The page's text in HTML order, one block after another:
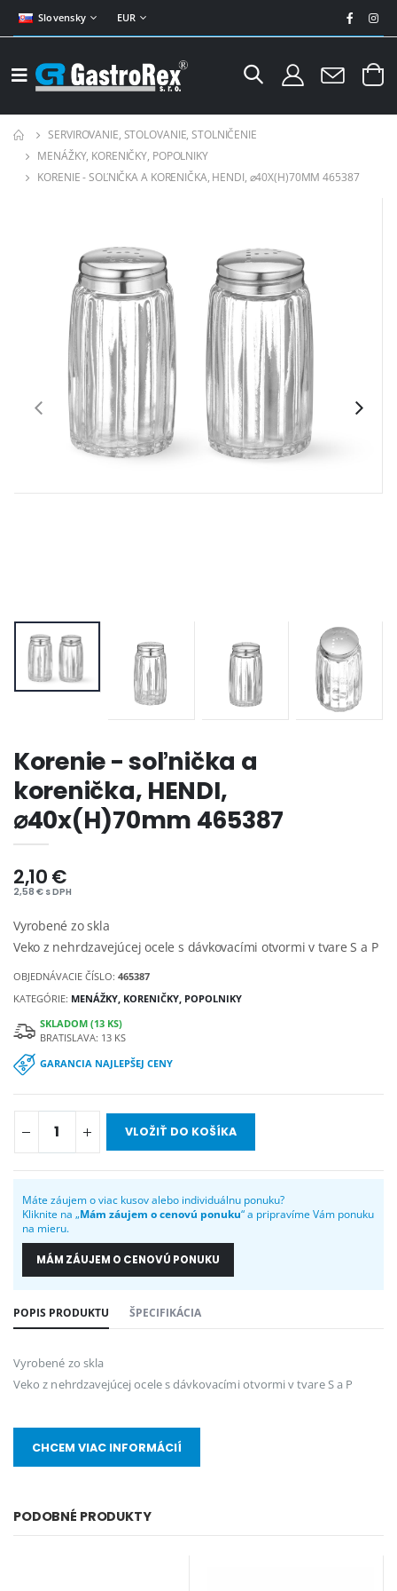
Slovensky EUR
SERVIROVANIE, STOLOVANIE, STOLNIČENIE
MENÁŽKY, KORENIČKY, POPOLNIKY
KORENIE - SOĽNIČKA A KORENIČKA, HENDI, ⌀40X(H)70MM 465387
Korenie - soľnička a
korenička, HENDI,
⌀40x(H)70mm 465387
2,10 €
2,58 € s DPH
Vyrobené zo skla
Veko z nehrdzavejúcej ocele s dávkovacími otvormi v tvare S a P
OBJEDNÁVACIE ČÍSLO:465387
KATEGÓRIE: MENÁŽKY, KORENIČKY, POPOLNIKY
SKLADOM (13 KS)
BRATISLAVA: 13 KS
GARANCIA NAJLEPŠEJ CENY
VLOŽIŤ DO KOŠÍKA
Máte záujem o viac kusov alebo individuálnu ponuku?
Kliknite na „Mám záujem o cenovú ponuku“ a pripravíme Vám ponuku
na mieru.
MÁM ZÁUJEM O CENOVÚ PONUKU
POPIS PRODUKTU ŠPECIFIKÁCIA
Vyrobené zo skla
Veko z nehrdzavejúcej ocele s dávkovacími otvormi v tvare S a P
CHCEM VIAC INFORMÁCIÍ
PODOBNÉ PRODUKTY